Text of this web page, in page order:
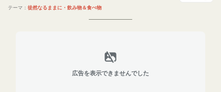
テーマ： 徒然なるままに・飲み物＆食べ物
広告を表示できませんでした